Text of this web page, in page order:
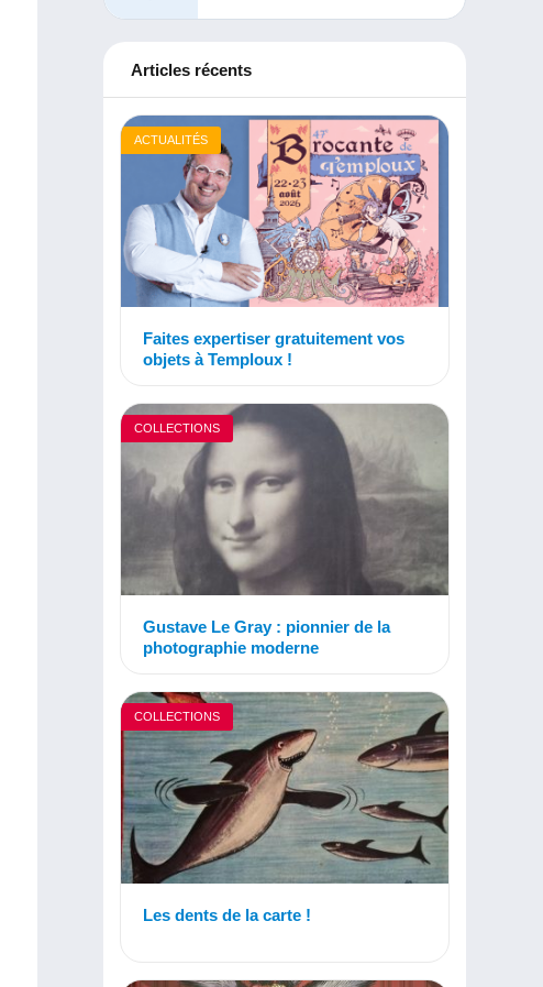
Articles récents
ACTUALITÉS
Faites expertiser gratuitement vos
objets à Temploux !
COLLECTIONS
Gustave Le Gray : pionnier de la
photographie moderne
COLLECTIONS
Les dents de la carte !